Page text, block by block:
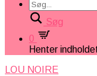
Søg
0
Henter
LOU NOIRE